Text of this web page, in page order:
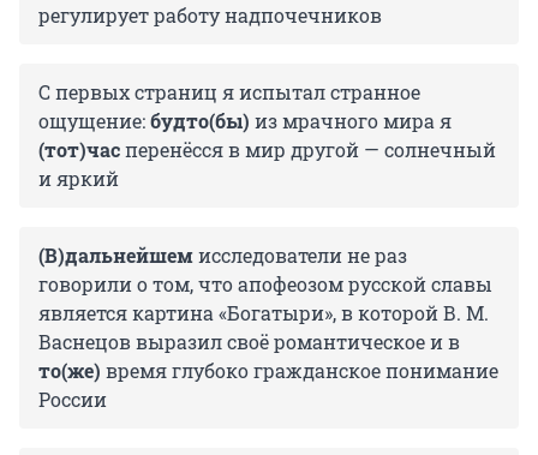
регулирует работу надпочечников
С первых страниц я испытал странное
ощущение:будто(бы) из мрачного мира я
(тот)часперенёсся в мир другой — солнечный
и яркий
(В)дальнейшемисследователи не раз
говорили о том, что апофеозом русской славы
является картина «Богатыри», в которой В. М.
Васнецов выразил своё романтическое и в
то(же) время глубоко гражданское понимание
России